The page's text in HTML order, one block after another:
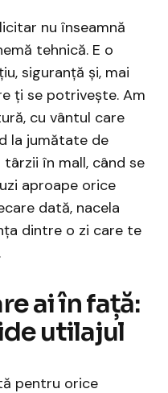
nu înseamnă
tehnică. E o
siguranță și, mai
ți se potrivește. Am
cu vântul care
la jumătate de
în mall, când se
aproape orice
dată, nacela
dintre o zi care te
ai în față:
utilajul
pentru orice